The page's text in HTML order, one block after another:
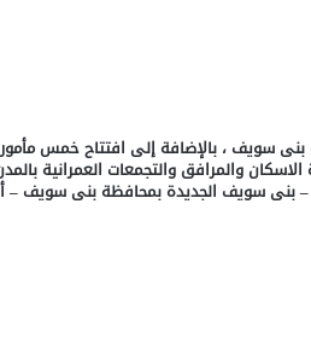
بنى سويف ، بالإضافة إلى افتتاح خمس
والمرافق والتجمعات العمرانية بالمدن
– بنى سويف الجديدة بمحافظة بنى سويف –